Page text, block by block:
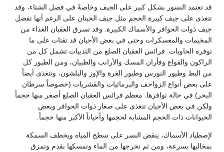
قد تعتمد النسور بشكل كبير على الجيف وخاصةً في فصل الشتاء، وقد
تتغذى على جيف كبيرة الحجم مثل جيف الحيتان على الرغم أنها تفضل
جيف ذوات الحوافر والأسماك الكبيرة. وقد تسرق العقبان الغذاء من
المخيمات والمعسكرات وحتى في بعض الأحيان قد تقتات على ما
توفره الحاويات. فرائس العقبان الصلع من الثدييات تشمل كل من
الراكون والقواع وفأران المسك والأرانب والظبيان، ومن الطيور كل
من البط وطيور النورس وطيور الغرة والإوز والبلشون، وتتغذى أيضاً
على بعض أنواع الزواحف والبرمائيات والقشريات (خصوصاً سرطان
البحر) في حالة توافرها. معظم فرائس العقبان الصلع أصغر منها حجماً
ولكن في بعض الأحيان تتغذى على صغار ذوات الحوافر وبعض
الحيوانات ذات الحجم المشابه لحجمها وأحياناً الأكبر منها حجماً.
لإصطياد الأسماك، ينقض النسر على سطح المياه ويخطف السمكة
بمخالبها بسرعة، ومن ثم تخرجها من الماء وتمسكها بقدم وتمزق